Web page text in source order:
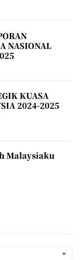
NASIONAL
KUASA
2024-2025
Malaysiaku